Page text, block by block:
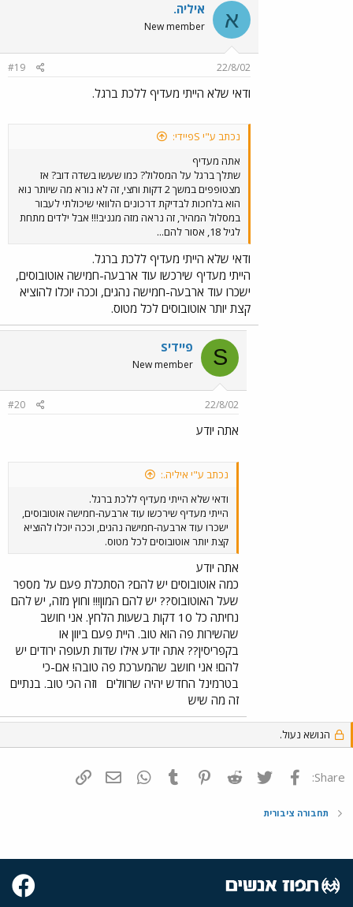
א איליה.
New member
22/8/02
#19
ודאי שלא הייתי מעדיף ללכת ברגל.
נכתב ע"י Sפיידי:
אתה מעדיף
שתלך ברגל על המסלול? כמו שעשו בשדה דוב? אז
מצטופפים במשך 2 דקות וחצי, זה לא נורא מה שיותר נוא
הוא בלחכות לבדיקת דרכונים הלוואי שיכולתי לעבור
במסלול המהיר, זה נראה מזה מגניב!!! אבל ילדים מתחת
לגיל 18, אסור להם...
ודאי שלא הייתי מעדיף ללכת ברגל.
הייתי מעדיף שירכשו עוד ארבעה-חמישה אוטובוסים,
ישכרו עוד ארבעה-חמישה נהגים, וככה יוכלו להוציא
קצת יותר אוטובוסים לכל מטוס.
S Sפיידי
New member
22/8/02
#20
אתה יודע
נכתב ע"י איליה.:
ודאי שלא הייתי מעדיף ללכת ברגל.
הייתי מעדיף שירכשו עוד ארבעה-חמישה אוטובוסים,
ישכרו עוד ארבעה-חמישה נהגים, וככה יוכלו להוציא
קצת יותר אוטובוסים לכל מטוס.
אתה יודע
כמה אוטובוסים יש להם? הסתכלת פעם על מספר
שעל האוטובוס?? יש להם המון!!! וחוץ מזה, יש להם
נחיתה כל 10 דקות בשעות הלחץ. אני חושב
שהשירות פה הוא טוב. היית פעם ביוון או
בקפריסין?? אתה יודע אילו שדות תעופה ירודים יש
להם! אני חושב שהמערכת פה טובה! אם-כי
בטרמינל החדש יהיה שרוולים
וזה הכי טוב. בנתיים
זה מה שיש
הנושא נעול.
Share: פייסבוק Twitter
Reddit
Pinterest
Tumblr
WhatsAppדואר אלקטרוני
תחבורה ציבורית